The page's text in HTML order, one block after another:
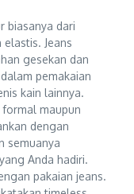
biasanya dari
Jeans
gesekan dan
pemakaian
kain lainnya.
maupun
dengan
semuanya
Anda hadiri.
pakaian jeans.